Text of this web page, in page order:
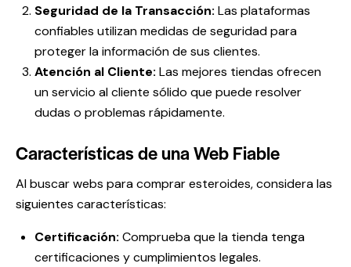
Seguridad de la Transacción: Las plataformas
confiables utilizan medidas de seguridad para
proteger la información de sus clientes.
Atención al Cliente: Las mejores tiendas ofrecen
un servicio al cliente sólido que puede resolver
dudas o problemas rápidamente.
Características de una Web Fiable
Al buscar webs para comprar esteroides, considera las
siguientes características:
Certificación: Comprueba que la tienda tenga
certificaciones y cumplimientos legales.